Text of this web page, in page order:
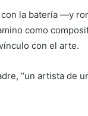
la batería —y
como
con el arte.
“un artista de